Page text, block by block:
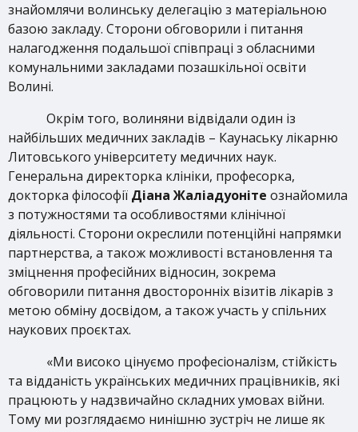
знайомлячи волинську делегацію з матеріальною
базою закладу. Сторони обговорили і питання
налагодження подальшої співпраці з обласними
комунальними закладами позашкільної освіти
Волині.
Окрім того, волиняни відвідали один із
найбільших медичних закладів – Каунаську лікарню
Литовського університету медичних наук.
Генеральна директорка клініки, професорка,
докторка філософії Діана Жаліадуоніте ознайомила
з потужностями та особливостями клінічної
діяльності. Сторони окреслили потенційні напрямки
партнерства, а також можливості встановлення та
зміцнення професійних відносин, зокрема
обговорили питання двосторонніх візитів лікарів з
метою обміну досвідом, а також участь у спільних
наукових проєктах.
«Ми високо цінуємо професіоналізм, стійкість
та відданість українських медичних працівників, які
працюють у надзвичайно складних умовах війни.
Тому ми розглядаємо нинішню зустріч не лише як